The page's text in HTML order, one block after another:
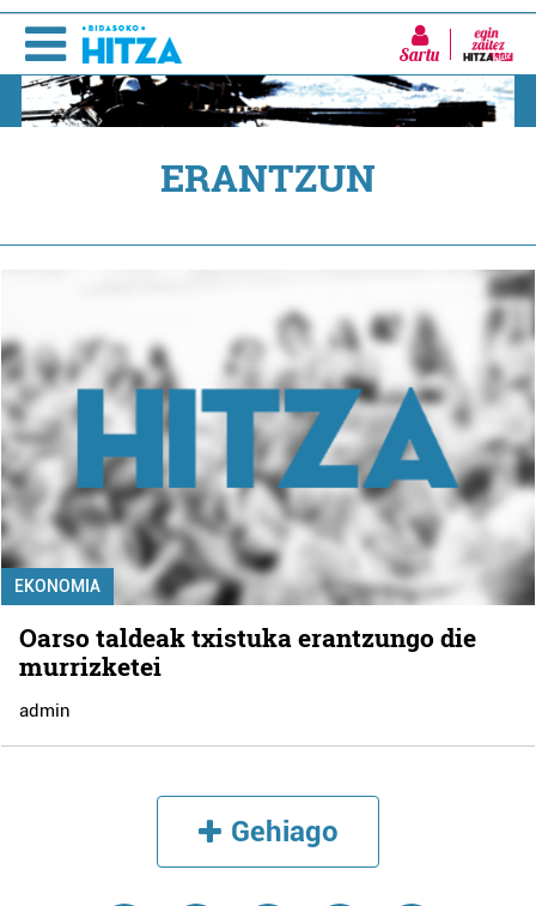
Sartu
ERANTZUN
EKONOMIA
Oarso taldeak txistuka erantzungo die
murrizketei
admin
Gehiago